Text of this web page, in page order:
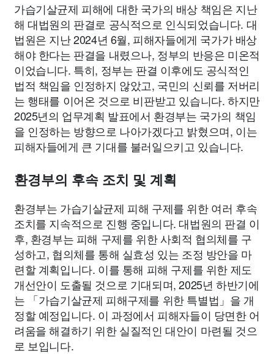
가습기살균제 피해에 대한 국가의 배상 책임은 지난
해 대법원의 판결로 공식적으로 인식되었습니다. 대
법원은 지난 2024년 6월, 피해자들에게 국가가 배상
해야 한다는 판결을 내렸으나, 정부의 반응은 미온적
이었습니다. 특히, 정부는 판결 이후에도 공식적인
법적 책임을 인정하지 않았고, 국민의 신뢰를 저버리
는 행태를 이어온 것으로 비판받고 있습니다. 하지만
2025년의 업무계획 발표에서 환경부는 국가의 책임
을 인정하는 방향으로 나아가겠다고 밝혔으며, 이는
피해자들에게 큰 기대를 불러일으키고 있습니다.
환경부의 후속 조치 및 계획
환경부는 가습기살균제 피해 구제를 위한 여러 후속
조치를 지속적으로 진행 중입니다. 대법원의 판결 이
후, 환경부는 피해 구제를 위한 사회적 협의체를 구
성하고, 협의체를 통해 실효성 있는 조정 방안을 마
련할 계획입니다. 이를 통해 피해 구제를 위한 제도
개선안이 도출될 것으로 기대되며, 2025년 하반기에
는 「가습기살균제 피해구제를 위한 특별법」을 개
정할 예정입니다. 이 과정에서 피해자들이 당면한 어
려움을 해결하기 위한 실질적인 대안이 마련될 것으
로 보입니다.